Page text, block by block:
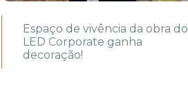
Espaço de vivência da obra do
LED Corporate ganha
decoração!